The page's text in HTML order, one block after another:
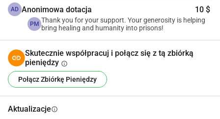
spokój. To były niektóre z głównych
wyników ocenianych przez Yoga
Alliance w naszych programach.
Teraz mamy ambitny cel: wprowadzić
nasz program do 6 więzień
federalnych, aby skorzystało z niego
AD Anonimowa dotacja 10 $
PM Thank you for your support. Your generosity is helping
bring healing and humanity into prisons!
Skutecznie współpracuj i połącz się z tą zbiórką
pieniędzy info
Połącz Zbiórkę Pieniędzy
Aktualizacjeinfo